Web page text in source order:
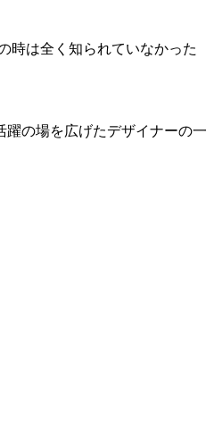
時は全く知られていなかった
躍の場を広げたデザイナーの一